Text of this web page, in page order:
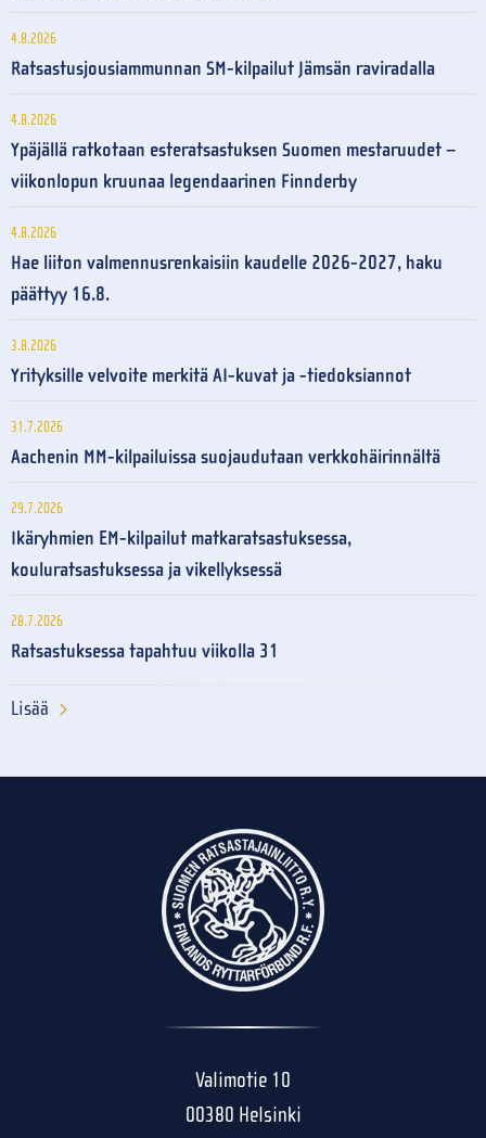
4.8.2026
Ratsastusjousiammunnan SM-kilpailut Jämsän raviradalla
4.8.2026
Ypäjällä ratkotaan esteratsastuksen Suomen mestaruudet –
viikonlopun kruunaa legendaarinen Finnderby
4.8.2026
Hae liiton valmennusrenkaisiin kaudelle 2026-2027, haku
päättyy 16.8.
3.8.2026
Yrityksille velvoite merkitä AI-kuvat ja -tiedoksiannot
31.7.2026
Aachenin MM-kilpailuissa suojaudutaan verkkohäirinnältä
29.7.2026
Ikäryhmien EM-kilpailut matkaratsastuksessa,
kouluratsastuksessa ja vikellyksessä
28.7.2026
Ratsastuksessa tapahtuu viikolla 31
Lisää
Valimotie 10
00380 Helsinki